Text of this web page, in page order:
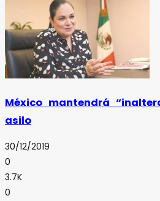
México mantendrá
asilo
30/12/2019
0
3.7K
0